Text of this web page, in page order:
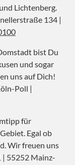
Lichtenberg.
134 |
bist Du
und sogar
uns auf Dich!
Poll |
für
Egal ob
Wir freuen uns
| 55252 Mainz-